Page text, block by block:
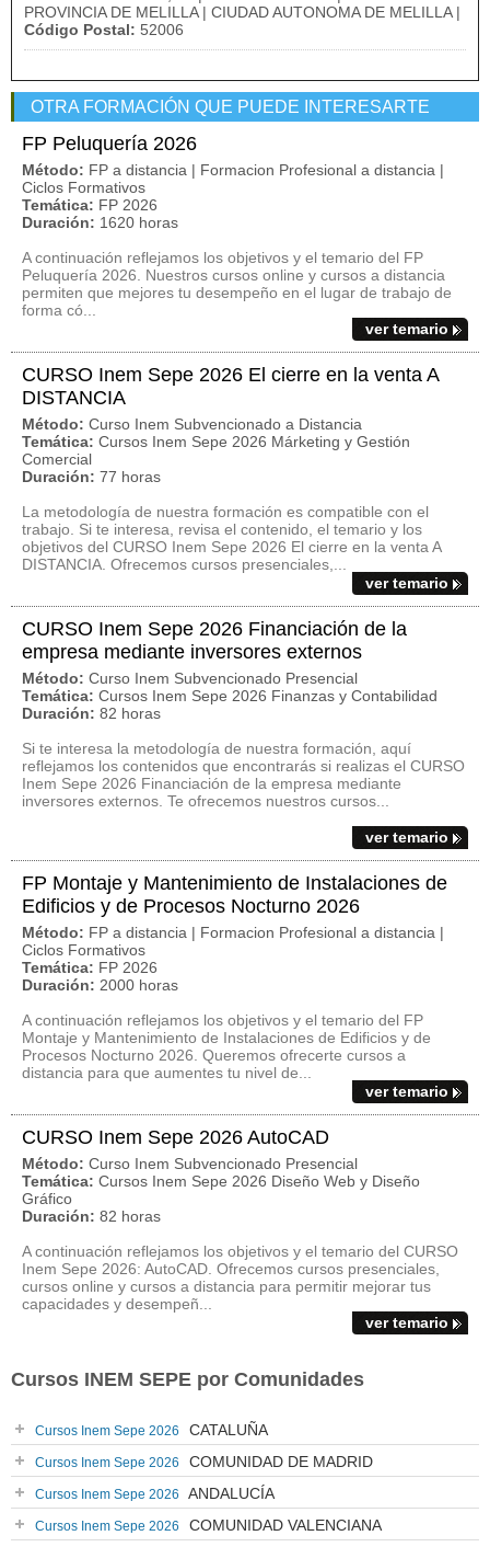
PROVINCIA DE MELILLA | CIUDAD AUTONOMA DE MELILLA |
Código Postal: 52006
OTRA FORMACIÓN QUE PUEDE INTERESARTE
FP Peluquería 2026
Método: FP a distancia | Formacion Profesional a distancia |
Ciclos Formativos
Temática: FP 2026
Duración: 1620 horas
A continuación reflejamos los objetivos y el temario del FP
Peluquería 2026. Nuestros cursos online y cursos a distancia
permiten que mejores tu desempeño en el lugar de trabajo de
forma có...
ver temario
CURSO Inem Sepe 2026 El cierre en la venta A
DISTANCIA
Método: Curso Inem Subvencionado a Distancia
Temática: Cursos Inem Sepe 2026 Márketing y Gestión
Comercial
Duración: 77 horas
La metodología de nuestra formación es compatible con el
trabajo. Si te interesa, revisa el contenido, el temario y los
objetivos del CURSO Inem Sepe 2026 El cierre en la venta A
DISTANCIA. Ofrecemos cursos presenciales,...
ver temario
CURSO Inem Sepe 2026 Financiación de la
empresa mediante inversores externos
Método: Curso Inem Subvencionado Presencial
Temática: Cursos Inem Sepe 2026 Finanzas y Contabilidad
Duración: 82 horas
Si te interesa la metodología de nuestra formación, aquí
reflejamos los contenidos que encontrarás si realizas el CURSO
Inem Sepe 2026 Financiación de la empresa mediante
inversores externos. Te ofrecemos nuestros cursos...
ver temario
FP Montaje y Mantenimiento de Instalaciones de
Edificios y de Procesos Nocturno 2026
Método: FP a distancia | Formacion Profesional a distancia |
Ciclos Formativos
Temática: FP 2026
Duración: 2000 horas
A continuación reflejamos los objetivos y el temario del FP
Montaje y Mantenimiento de Instalaciones de Edificios y de
Procesos Nocturno 2026. Queremos ofrecerte cursos a
distancia para que aumentes tu nivel de...
ver temario
CURSO Inem Sepe 2026 AutoCAD
Método: Curso Inem Subvencionado Presencial
Temática: Cursos Inem Sepe 2026 Diseño Web y Diseño
Gráfico
Duración: 82 horas
A continuación reflejamos los objetivos y el temario del CURSO
Inem Sepe 2026: AutoCAD. Ofrecemos cursos presenciales,
cursos online y cursos a distancia para permitir mejorar tus
capacidades y desempeñ...
ver temario
Cursos INEM SEPE por Comunidades
Cursos Inem Sepe 2026 CATALUÑA
Cursos Inem Sepe 2026 COMUNIDAD DE MADRID
Cursos Inem Sepe 2026 ANDALUCÍA
Cursos Inem Sepe 2026 COMUNIDAD VALENCIANA